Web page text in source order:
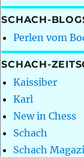
SCHACH-
Perlen vom
SCHACH-
Kaissiber
Karl
New in Chess
Schach
Schach